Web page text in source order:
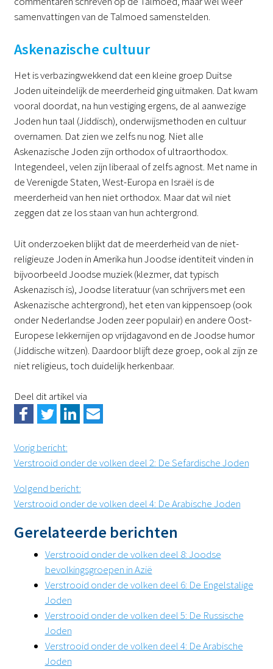
samenvattingen van de Talmoed samenstelden.
Askenazische cultuur
Het is verbazingwekkend dat een kleine groep Duitse
Joden uiteindelijk de meerderheid ging uitmaken. Dat kwam
vooral doordat, na hun vestiging ergens, de al aanwezige
Joden hun taal (Jiddisch), onderwijsmethoden en cultuur
overnamen. Dat zien we zelfs nu nog. Niet alle
Askenazische Joden zijn orthodox of ultraorthodox.
Integendeel, velen zijn liberaal of zelfs agnost. Met name in
de Verenigde Staten, West-Europa en Israël is de
meerderheid van hen niet orthodox. Maar dat wil niet
zeggen dat ze los staan van hun achtergrond.
Uit onderzoeken blijkt dat de meerderheid van de niet-
religieuze Joden in Amerika hun Joodse identiteit vinden in
bijvoorbeeld Joodse muziek (klezmer, dat typisch
Askenazisch is), Joodse literatuur (van schrijvers met een
Askenazische achtergrond), het eten van kippensoep (ook
onder Nederlandse Joden zeer populair) en andere Oost-
Europese lekkernijen op vrijdagavond en de Joodse humor
(Jiddische witzen). Daardoor blijft deze groep, ook al zijn ze
niet religieus, toch duidelijk herkenbaar.
Deel dit artikel via
Vorig bericht:
Verstrooid onder de volken deel 2: De Sefardische Joden
Volgend bericht:
Verstrooid onder de volken deel 4: De Arabische Joden
Gerelateerde berichten
Verstrooid onder de volken deel 8: Joodse
bevolkingsgroepen in Azië
Verstrooid onder de volken deel 6: De Engelstalige
Joden
Verstrooid onder de volken deel 5: De Russische
Joden
Verstrooid onder de volken deel 4: De Arabische
Joden